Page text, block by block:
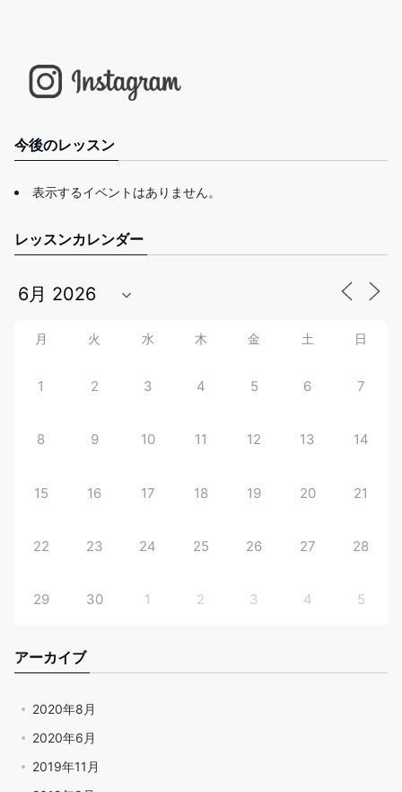
今後のレッスン
表示するイベントはありません。
レッスンカレンダー
月 火 水 木 金 土 日
1 2 3 4 5 6 7
8 9 10 11 12 13 14
15 16 17 18 19 20 21
22 23 24 25 26 27 28
29 30 1 2 3 4 5
アーカイブ
2020年8月
2020年6月
2019年11月